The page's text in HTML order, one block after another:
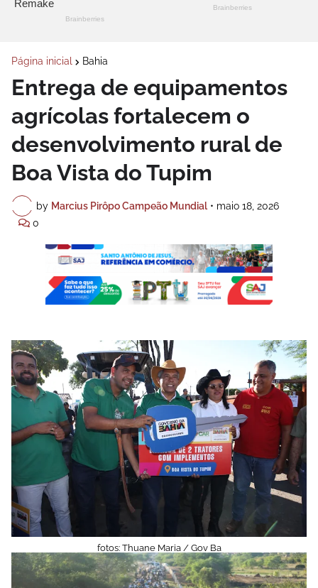
Página inicial Bahia
Entrega de equipamentos
agrícolas fortalecem o
desenvolvimento rural de
Boa Vista do Tupim
by Marcius Pirôpo Campeão Mundial • maio 18, 2026
0
fotos: Thuane Maria / Gov Ba